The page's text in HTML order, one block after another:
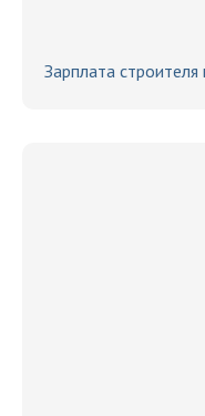
Зарплата строителя